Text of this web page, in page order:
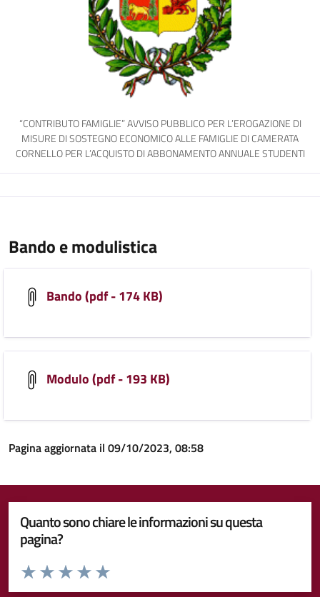
“CONTRIBUTO FAMIGLIE” AVVISO PUBBLICO PER L’EROGAZIONE DI
MISURE DI SOSTEGNO ECONOMICO ALLE FAMIGLIE DI CAMERATA
CORNELLO PER L’ACQUISTO DI ABBONAMENTO ANNUALE STUDENTI
Bando e modulistica
Bando (pdf - 174 KB)
Modulo (pdf - 193 KB)
Pagina aggiornata il 09/10/2023, 08:58
Quanto sono chiare le informazioni su questa
pagina?
Valuta da 1 a 5 stelle la pagina
Valuta 5 stelle su 5
Valuta 4 stelle su 5
Valuta 3 stelle su 5
Valuta 2 stelle su 5
Valuta 1 stelle su 5